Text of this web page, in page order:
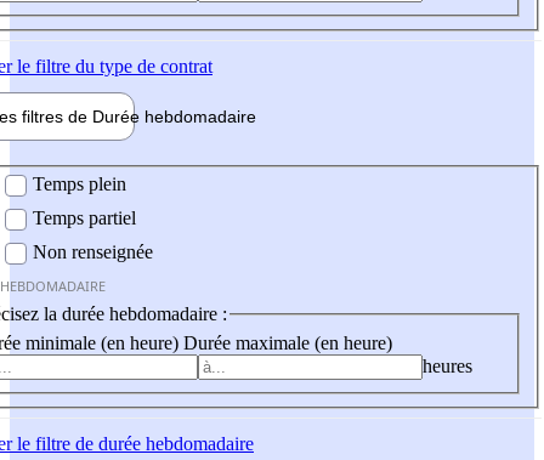
le filtre du type de contrat
filtres de Durée hebdomadaire
Temps plein
Temps partiel
Non renseignée
la durée hebdomadaire :
minimale (en heure) Durée maximale (en heure)
heures
le filtre de durée hebdomadaire